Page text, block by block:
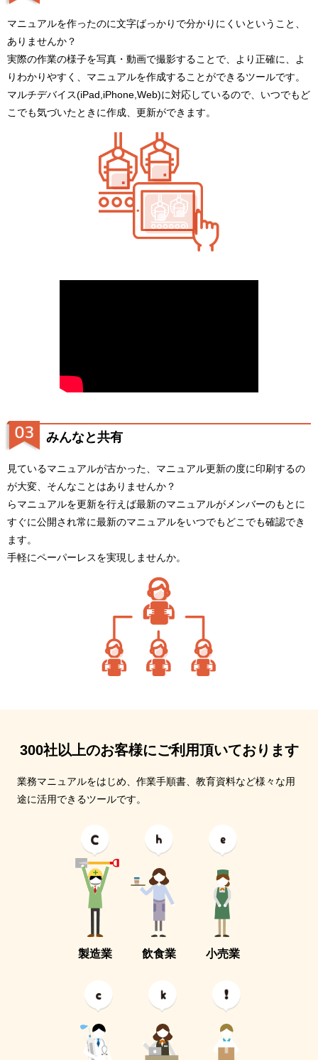
マニュアルを作ったのに文字ばっかりで分かりにくいということ、
ありませんか？
実際の作業の様子を写真・動画で撮影することで、より正確に、よ
りわかりやすく、マニュアルを作成することができるツールです。
マルチデバイス(iPad,iPhone,Web)に対応しているので、いつでもど
こでも気づいたときに作成、更新ができます。
みんなと共有
見ているマニュアルが古かった、マニュアル更新の度に印刷するの
が大変、そんなことはありませんか？
らマニュアルを更新を行えば最新のマニュアルがメンバーのもとに
すぐに公開され常に最新のマニュアルをいつでもどこでも確認でき
ます。
手軽にペーパーレスを実現しませんか。
300社以上のお客様にご利用頂いております
業務マニュアルをはじめ、作業手順書、教育資料など様々な用
途に活用できるツールです。
製造業 飲食業 小売業